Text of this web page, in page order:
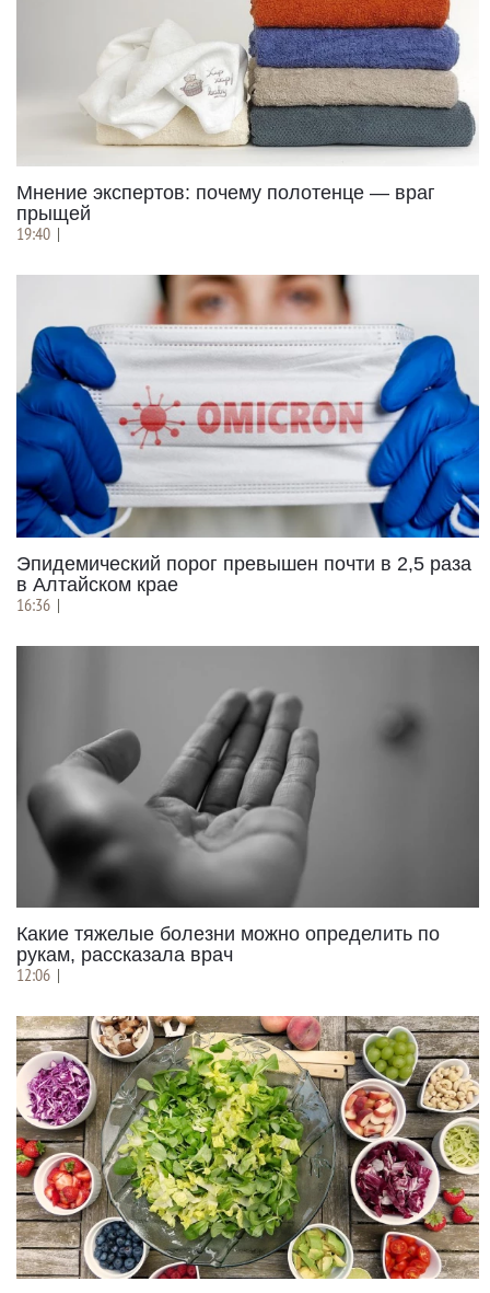
Мнение экспертов: почему полотенце — враг
прыщей
19:40 |
Эпидемический порог превышен почти в 2,5 раза
в Алтайском крае
16:36 |
Какие тяжелые болезни можно определить по
рукам, рассказала врач
12:06